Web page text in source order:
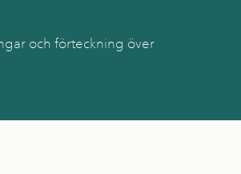
och förteckning över